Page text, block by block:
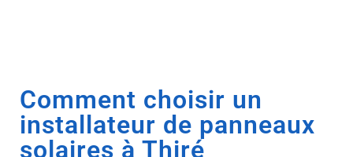
Comment choisir un
installateur de panneaux
solaires à Thiré